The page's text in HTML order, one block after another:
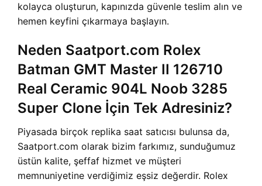
kolayca oluşturun, kapınızda güvenle teslim alın ve
hemen keyfini çıkarmaya başlayın.
Neden Saatport.com Rolex
Batman GMT Master II 126710
Real Ceramic 904L Noob 3285
Super Clone İçin Tek Adresiniz?
Piyasada birçok replika saat satıcısı bulunsa da,
Saatport.com olarak bizim farkımız, sunduğumuz
üstün kalite, şeffaf hizmet ve müşteri
memnuniyetine verdiğimiz eşsiz değerdir. Rolex